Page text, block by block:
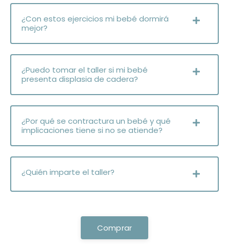
¿Con estos ejercicios mi bebé dormirá
mejor?
¿Puedo tomar el taller si mi bebé
presenta displasia de cadera?
¿Por qué se contractura un bebé y qué
implicaciones tiene si no se atiende?
¿Quién imparte el taller?
Comprar